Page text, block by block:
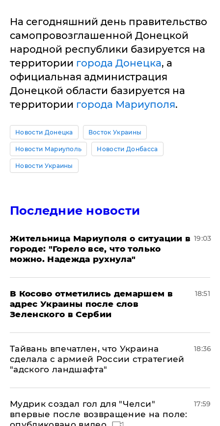
На сегодняшний день правительство
самопровозглашенной Донецкой
народной республики базируется на
территории города Донецка, а
официальная администрация
Донецкой области базируется на
территории города Мариуполя.
Новости Донецка Восток Украины
Новости Мариуполь Новости Донбасса
Новости Украины
Последние новости
Жительница Мариуполя о ситуации в
городе: "Горело все, что только
можно. Надежда рухнула"
19:03
В Косово отметились демаршем в
адрес Украины после слов
Зеленского в Сербии
18:51
Тайвань впечатлен, что Украина
сделала с армией России стратегией
"адского ландшафта"
18:36
Мудрик создал гол для "Челси"
впервые после возвращение на поле:
17:59